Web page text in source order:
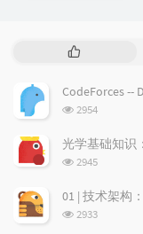
P
p
a
r
r
t
CodeForces --
浏
次
数:
2954
光学基础知识
浏
次
数:
2945
01 | 技术架构
浏
2933